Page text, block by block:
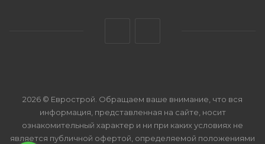
2026 © Еврострой. Обращаем ваше внимание, что вся
информация, представленная на сайте, носит
ознакомительный характер и ни при каких условиях не
является публичной офертой, определяемой положениями